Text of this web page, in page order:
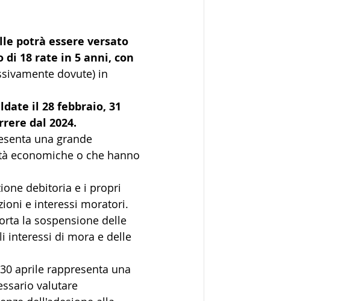
potrà essere versato
di 18 rate in 5 anni, con
dovute) in
il 28 febbraio, 31
dal 2024.
una grande
economiche o che hanno
debitoria e i propri
e interessi moratori.
la sospensione delle
interessi di mora e delle
aprile rappresenta una
valutare